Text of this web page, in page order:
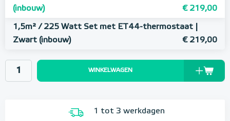
(inbouw)
€ 219,00
1,5m² / 225 Watt Set met ET44-thermostaat |
Zwart (inbouw)
€ 219,00
WINKELWAGEN
1 tot 3 werkdagen